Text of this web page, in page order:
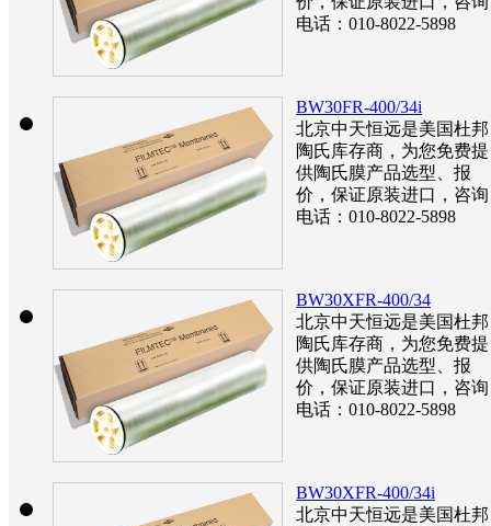
电话：010-8022-5898
BW30FR-400/34i
北京中天恒远是美国杜邦
陶氏库存商，为您免费提
供陶氏膜产品选型、报
价，保证原装进口，咨询
电话：010-8022-5898
BW30XFR-400/34
北京中天恒远是美国杜邦
陶氏库存商，为您免费提
供陶氏膜产品选型、报
价，保证原装进口，咨询
电话：010-8022-5898
BW30XFR-400/34i
北京中天恒远是美国杜邦